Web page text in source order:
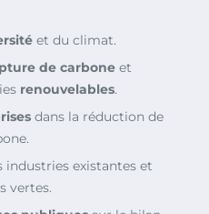
et du climat.
de carbone et
renouvelables.
dans la réduction de
industries existantes et
vertes.